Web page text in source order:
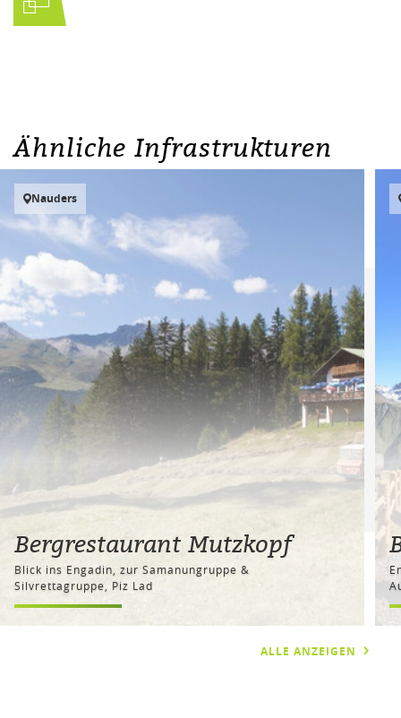
Ähnliche Infrastrukturen
Nauders
Bergrestaurant Mutzkopf
Blick ins Engadin, zur Samanungruppe &
Silvrettagruppe, Piz Lad
ALLE ANZEIGEN